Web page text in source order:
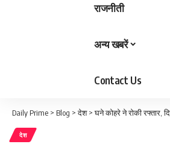
राजनीती
अन्य खबरें
Contact Us
Daily Prime > Blog >देश>घने कोहरे ने रोकी रफ्तार, दिल्ली-
देश